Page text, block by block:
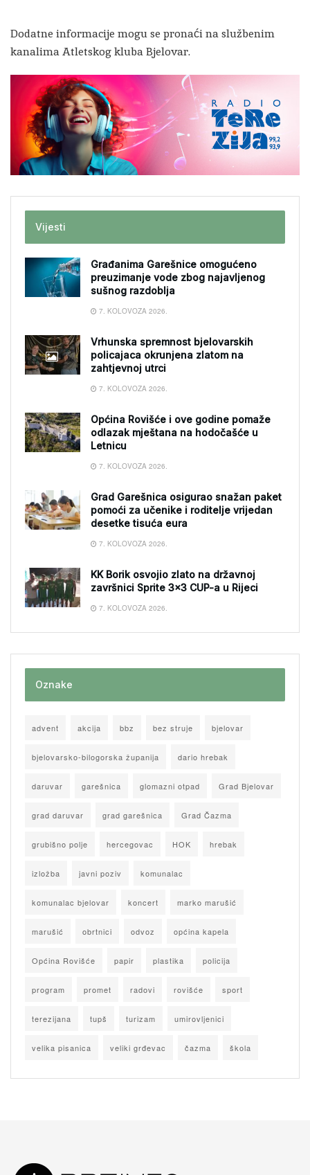
Dodatne informacije mogu se pronaći na službenim
kanalima Atletskog kluba Bjelovar.
Vijesti
Građanima Garešnice omogućeno
preuzimanje vode zbog najavljenog
sušnog razdoblja
7. KOLOVOZA 2026.
Vrhunska spremnost bjelovarskih
policajaca okrunjena zlatom na
zahtjevnoj utrci
7. KOLOVOZA 2026.
Općina Rovišće i ove godine pomaže
odlazak mještana na hodočašće u
Letnicu
7. KOLOVOZA 2026.
Grad Garešnica osigurao snažan paket
pomoći za učenike i roditelje vrijedan
desetke tisuća eura
7. KOLOVOZA 2026.
KK Borik osvojio zlato na državnoj
završnici Sprite 3×3 CUP-a u Rijeci
7. KOLOVOZA 2026.
Oznake
advent akcija bbz bez struje bjelovar
bjelovarsko-bilogorska županija dario hrebak
daruvar garešnica glomazni otpad Grad Bjelovar
grad daruvar grad garešnica Grad Čazma
grubišno polje hercegovac HOK hrebak
izložba javni poziv komunalac
komunalac bjelovar koncert marko marušić
marušić obrtnici odvoz općina kapela
Općina Rovišće papir plastika policija
program promet radovi rovišće sport
terezijana tupš turizam umirovljenici
velika pisanica veliki grđevac čazma škola